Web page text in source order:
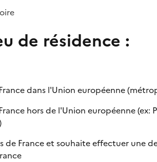
de résidence :
dans l'Union européenne
hors de l'Union européenne
de France et souhaite effectuer une